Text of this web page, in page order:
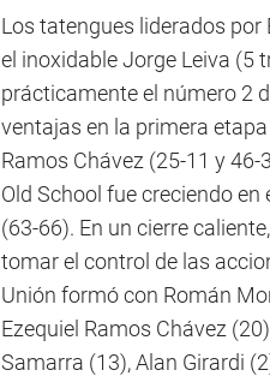
Los tatengues liderados
el inoxidable Jorge Leiva (5
prácticamente el número 2
ventajas en la primera
Ramos Chávez (25-11 y 46-
Old School fue creciendo
(63-66). En un cierre
tomar el control de las
Unión formó con Román
Ezequiel Ramos Chávez
Samarra (13), Alan Girardi